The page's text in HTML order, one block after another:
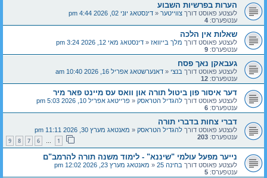
הערות בפרשיות השבוע
לעצטע פאוסט דורך צווייטער « דינסטאג יוני 02, 2026 4:44 pm
ענטפערס: 4
שאלות אין הלכה
לעצטע פאוסט דורך מלך בייוואז « דינסטאג מאי 12, 2026 3:24 pm
ענטפערס: 9
געבאקן נאך פסח
לעצטע פאוסט דורך בנצי « דאנערשטאג אפריל 16, 2026 10:40 am
ענטפערס: 12
דער איסור פון ביטול תורה און וואס עס מיינט פאר מיר
לעצטע פאוסט דורך להגדיל הטראסק « פרייטאג אפריל 10, 2026 5:03 pm
ענטפערס: 6
דברי צחות בדברי תורה
לעצטע פאוסט דורך להגדיל הטראסק « מאנטאג מערץ 30, 2026 11:11 pm
ענטפערס: 203
1
…
6
7
8
9
נייער מפעל עולמי "שיננא" - לימוד משנה תורה להרמב"ם
לעצטע פאוסט דורך בחינה 25 « מאנטאג מערץ 23, 2026 12:02 pm
ענטפערס: 5